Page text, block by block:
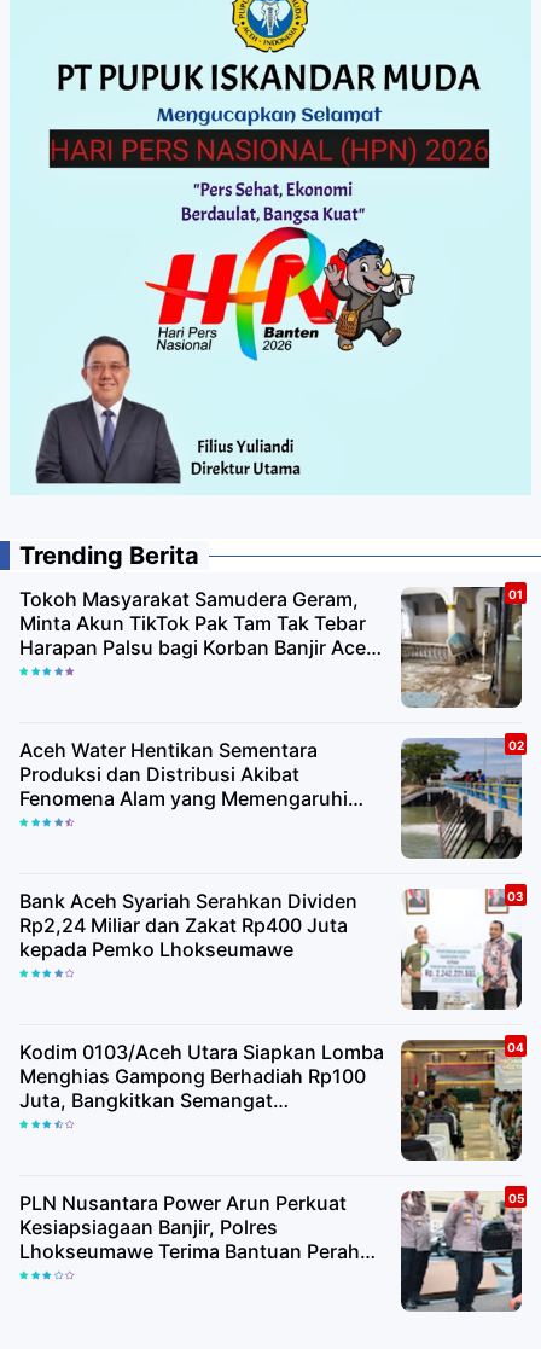
Trending Berita
Tokoh Masyarakat Samudera Geram,
Minta Akun TikTok Pak Tam Tak Tebar
Harapan Palsu bagi Korban Banjir Aceh
Utara
Aceh Water Hentikan Sementara
Produksi dan Distribusi Akibat
Fenomena Alam yang Memengaruhi
Kualitas Air Baku
Bank Aceh Syariah Serahkan Dividen
Rp2,24 Miliar dan Zakat Rp400 Juta
kepada Pemko Lhokseumawe
Kodim 0103/Aceh Utara Siapkan Lomba
Menghias Gampong Berhadiah Rp100
Juta, Bangkitkan Semangat
Kemerdekaan hingga Pelosok Desa
PLN Nusantara Power Arun Perkuat
Kesiapsiagaan Banjir, Polres
Lhokseumawe Terima Bantuan Perahu
Karet